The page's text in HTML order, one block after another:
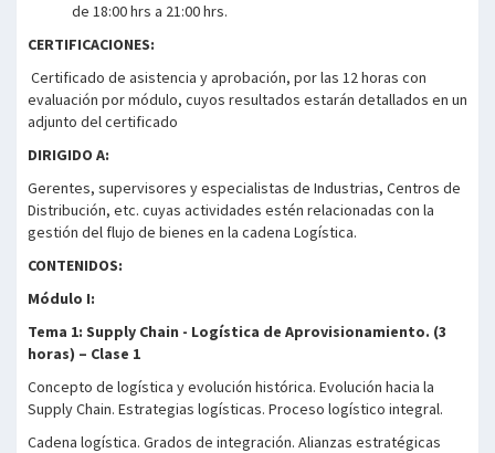
de 18:00 hrs a 21:00 hrs.
CERTIFICACIONES:
Certificado de asistencia y aprobación, por las 12 horas con
evaluación por módulo, cuyos resultados estarán detallados en un
adjunto del certificado
DIRIGIDO A:
Gerentes, supervisores y especialistas de Industrias, Centros de
Distribución, etc. cuyas actividades estén relacionadas con la
gestión del flujo de bienes en la cadena Logística.
CONTENIDOS:
Módulo I:
Tema 1: Supply Chain - Logística de Aprovisionamiento. (3
horas) – Clase 1
Concepto de logística y evolución histórica. Evolución hacia la
Supply Chain. Estrategias logísticas. Proceso logístico integral.
Cadena logística. Grados de integración. Alianzas estratégicas